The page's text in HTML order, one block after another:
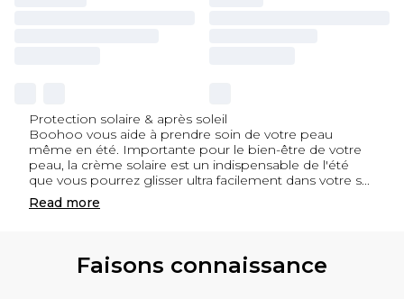
Protection solaire & après soleil
Boohoo vous aide à prendre soin de votre peau
même en été. Importante pour le bien-être de votre
peau, la crème solaire est un indispensable de l'été
que vous pourrez glisser ultra facilement dans votre s...
Read more
Faisons connaissance